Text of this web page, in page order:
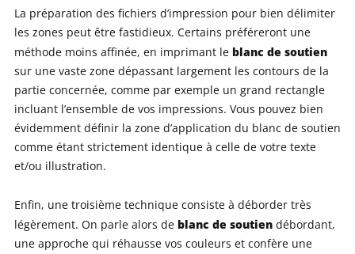
La préparation des fichiers d’impression pour bien délimiter
les zones peut être fastidieux. Certains préféreront une
méthode moins affinée, en imprimant le blanc de soutien
sur une vaste zone dépassant largement les contours de la
partie concernée, comme par exemple un grand rectangle
incluant l’ensemble de vos impressions. Vous pouvez bien
évidemment définir la zone d’application du blanc de soutien
comme étant strictement identique à celle de votre texte
et/ou illustration.
Enfin, une troisième technique consiste à déborder très
légèrement. On parle alors de blanc de soutiendébordant,
une approche qui réhausse vos couleurs et confère une